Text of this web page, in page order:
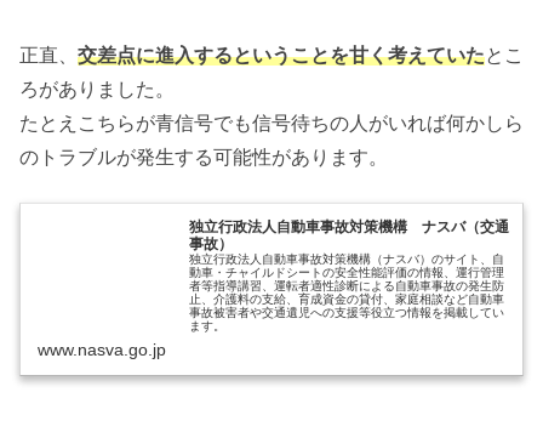
正直、 交差点に進入するということを甘く考えていたとこ
ろがありました。
たとえこちらが青信号でも信号待ちの人がいれば何かしら
のトラブルが発生する可能性があります。
独立行政法人自動車事故対策機構 ナスバ（交通
事故）
独立行政法人自動車事故対策機構（ナスバ）のサイト、自
動車・チャイルドシートの安全性能評価の情報、運行管理
者等指導講習、運転者適性診断による自動車事故の発生防
止、介護料の支給、育成資金の貸付、家庭相談など自動車
事故被害者や交通遺児への支援等役立つ情報を掲載してい
ます。
www.nasva.go.jp